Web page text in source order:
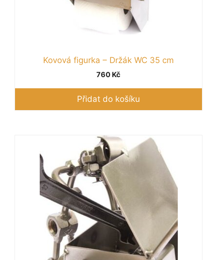
Kovová figurka – Držák WC 35 cm
760 Kč
Přidat do košíku